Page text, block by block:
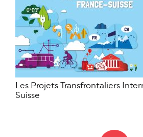
Les Projets Transfrontaliers
Suisse